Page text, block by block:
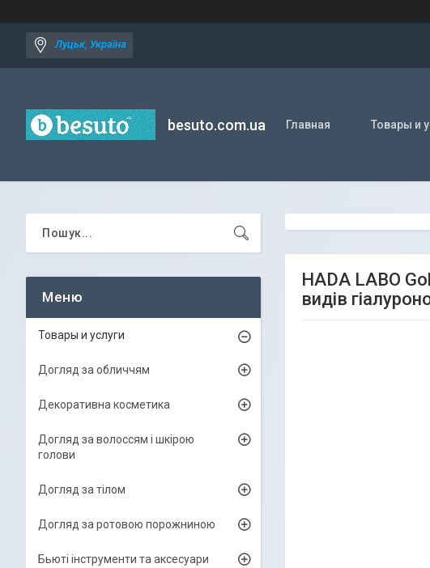
Луцьк, Україна
besuto.com.ua Главная Товары и
HADA LABO
видів
Товары и услуги
Догляд за обличчям
Декоративна косметика
Догляд за волоссям і шкірою
голови
Догляд за тілом
Догляд за ротовою порожниною
Бьюті інструменти та аксесуари